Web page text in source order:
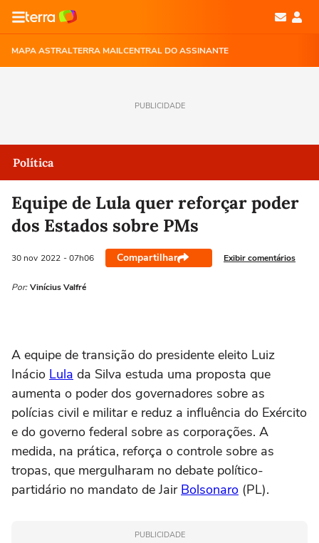
MAPA ASTRALTERRA MAILCENTRAL DO ASSINANTE
PUBLICIDADE
Política
Equipe de Lula quer reforçar poder
dos Estados sobre PMs
30 nov 2022 - 07h06 Compartilhar Exibir comentários
Por: Vinícius Valfré
A equipe de transição do presidente eleito Luiz
Inácio Lula da Silva estuda uma proposta que
aumenta o poder dos governadores sobre as
polícias civil e militar e reduz a influência do Exército
e do governo federal sobre as corporações. A
medida, na prática, reforça o controle sobre as
tropas, que mergulharam no debate político-
partidário no mandato de Jair Bolsonaro (PL).
PUBLICIDADE